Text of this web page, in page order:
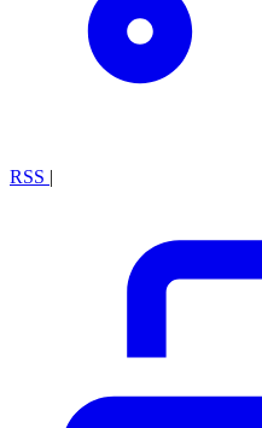
RSS |